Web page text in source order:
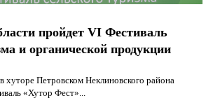
пройдет VI Фестиваль
и органической продукции
хуторе Петровском Неклиновского района
«Хутор Фест»...